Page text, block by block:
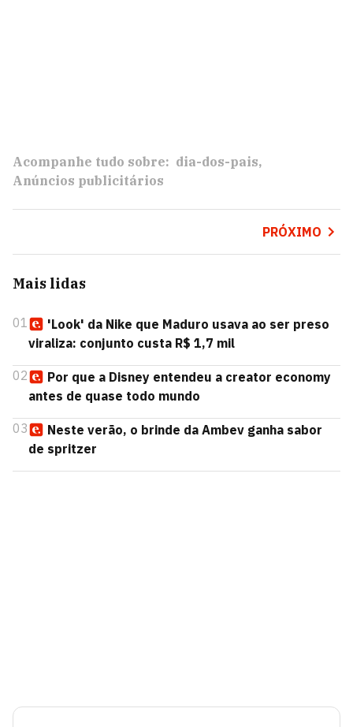
Acompanhe tudo sobre: dia-dos-pais
Anúncios publicitários
PRÓXIMO
Mais lidas
01
'Look' da Nike que Maduro usava ao ser preso
viraliza: conjunto custa R$ 1,7 mil
02
Por que a Disney entendeu a creator economy
antes de quase todo mundo
03
Neste verão, o brinde da Ambev ganha sabor
de spritzer